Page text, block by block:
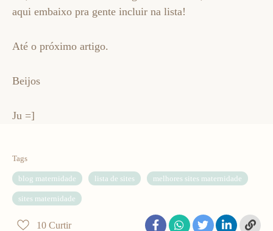
aqui embaixo pra gente incluir na lista!
Até o próximo artigo.
Beijos
Ju =]
Tags
blog maternidade lista de sites melhores sites maternidade
sites maternidade
10 Curtir